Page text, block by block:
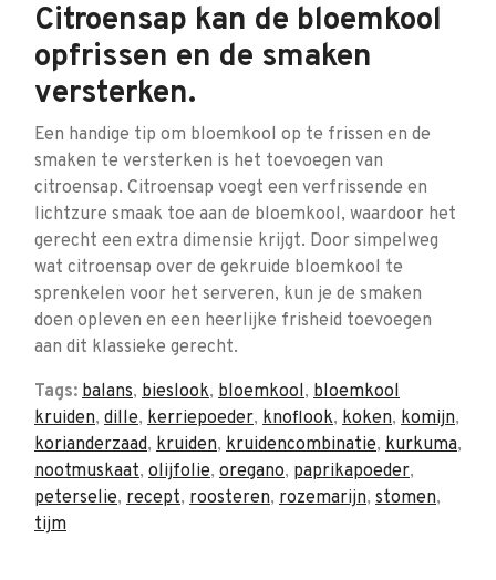
Citroensap kan de bloemkool
opfrissen en de smaken
versterken.
Een handige tip om bloemkool op te frissen en de
smaken te versterken is het toevoegen van
citroensap. Citroensap voegt een verfrissende en
lichtzure smaak toe aan de bloemkool, waardoor het
gerecht een extra dimensie krijgt. Door simpelweg
wat citroensap over de gekruide bloemkool te
sprenkelen voor het serveren, kun je de smaken
doen opleven en een heerlijke frisheid toevoegen
aan dit klassieke gerecht.
Tags: balans, bieslook, bloemkool, bloemkool
kruiden, dille, kerriepoeder, knoflook, koken, komijn,
korianderzaad, kruiden, kruidencombinatie, kurkuma,
nootmuskaat, olijfolie, oregano, paprikapoeder,
peterselie, recept, roosteren, rozemarijn, stomen,
tijm